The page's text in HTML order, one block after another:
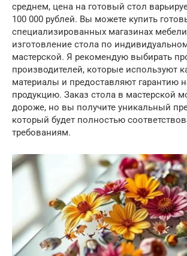
среднем, цена на готовый стол
100 000 рублей. Вы можете купить
специализированных магазинах
изготовление стола по
мастерской. Я рекомендую выбирать
производителей, которые используют
материалы и предоставляют гарантию
продукцию. Заказ стола в мастерской
дороже, но вы получите уникальный
который будет полностью
требованиям.